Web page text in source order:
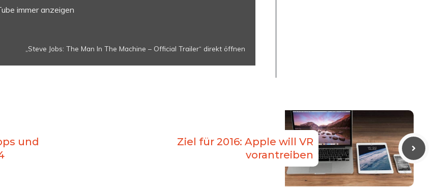
immer anzeigen
„Steve Jobs: The Man In The Machine – Official Trailer“ direkt öffnen
und
Ziel für 2016: Apple will VR
vorantreiben